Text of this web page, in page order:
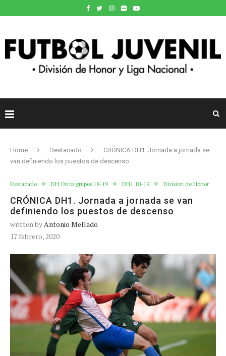
Home Destacado
CRÓNICA DH1. Jornada a jornada se
van definiendo los puestos de descenso
Destacado DH Otros grupos 18-19 DH1 18-19 Division de Honor
CRÓNICA DH1. Jornada a jornada se van
definiendo los puestos de descenso
written byAntonio Mellado
17 febrero, 2020